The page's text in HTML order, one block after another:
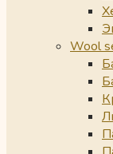
Wool